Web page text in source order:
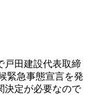
戸田建設代表取締
緊急事態宣言を発
決定が必要なので